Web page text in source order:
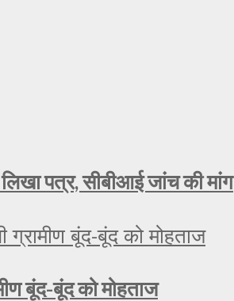
पत्र, सीबीआई जांच की मांग
बूंद-बूंद को मोहताज